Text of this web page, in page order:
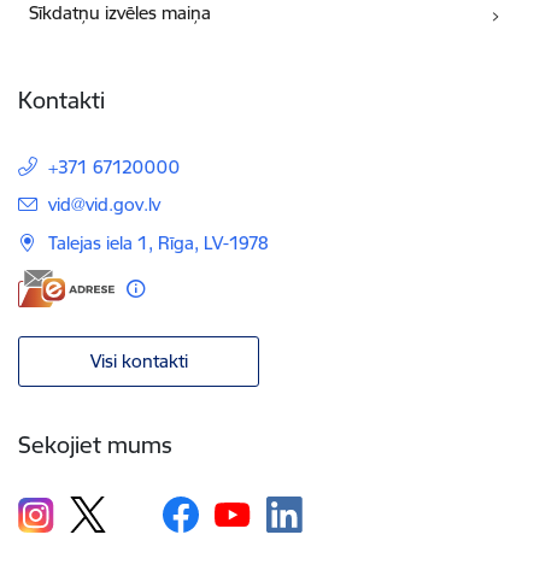
Sīkdatņu izvēles maiņa
Kontakti
+371 67120000
E-pasts:
vid@vid.gov.lv
Talejas iela 1, Rīga, LV-1978
Visi kontakti
Sekojiet mums